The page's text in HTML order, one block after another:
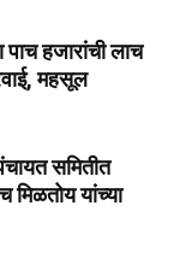
पाच हजारांची लाच
महसूल
समितीत
मिळतोय यांच्या